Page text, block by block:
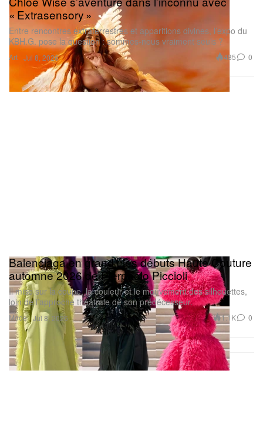
Art
« Extrasensory »
Entre rencontres extraterrestres et apparitions divines, l’expo du
KBH.G. pose la question : sommes‑nous vraiment seuls ?
Jul 8, 2026 485 0
Mode
Balenciaga en grand : les débuts Haute Couture
automne 2026 de Pierpaolo Piccioli
Il mise sur la coupe, la couleur et le mouvement des silhouettes,
loin de l’approche théâtrale de son prédécesseur.
Jul 8, 2026 1.1K 0